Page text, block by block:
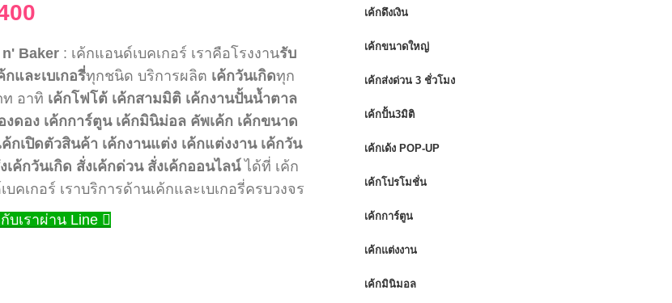
n' Baker : เค้กแอนด์เบคเกอร์ เราคือโรงงานรับ
กและเบเกอรี่ทุกชนิด บริการผลิต เค้กวันเกิดทุก
ท อาทิ เค้กโฟโต้ เค้กสามมิติ เค้กงานปั้นน้ำตาล
งดอง เค้กการ์ตูน เค้กมินิม่อล คัพเค้ก เค้กขนาด
ค้กเปิดตัวสินค้า เค้กงานแต่ง เค้กแต่งงาน เค้กวัน
เค้กวันเกิด สั่งเค้กด่วน สั่งเค้กออนไลน์ได้ที่ เค้ก
บคเกอร์ เราบริการด้านเค้กและเบเกอรี่ครบวงจร
บเราผ่าน Line
เค้กดึงเงิน
เค้กขนาดใหญ่
เค้กส่งด่วน 3 ชั่วโมง
เค้กปั้น3มิติ
เค้กเด้ง POP-UP
เค้กโปรโมชั่น
เค้กการ์ตูน
เค้กแต่งงาน
เค้กมินิมอล